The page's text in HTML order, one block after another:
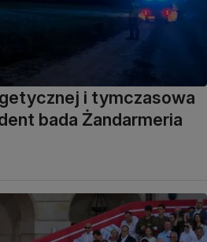
i tymczasowa
bada Żandarmeria